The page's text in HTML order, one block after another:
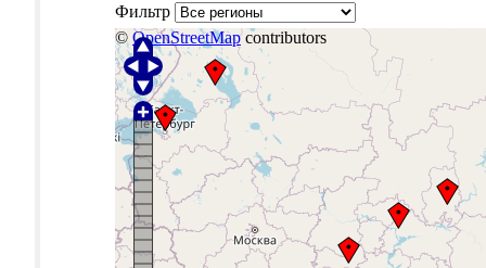
Фильтр
© OpenStreetMapcontributors